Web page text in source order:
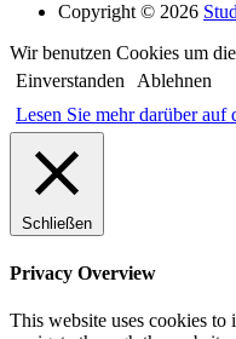
Copyright © 2026
Wir benutzen Cookies um
Einverstanden Ablehnen
Lesen Sie mehr darüber auf
Schließen
Privacy Overview
This website uses cookies